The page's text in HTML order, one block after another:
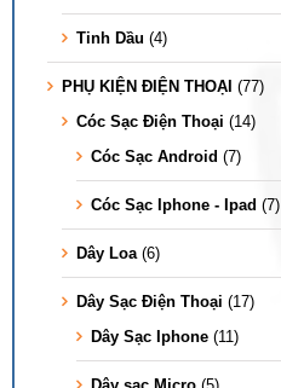
Tinh Dầu (4)
PHỤ KIỆN ĐIỆN THOẠI (77)
Cóc Sạc Điện Thoại (14)
Cóc Sạc Android (7)
Cóc Sạc Iphone - Ipad (7)
Dây Loa (6)
Dây Sạc Điện Thoại (17)
Dây Sạc Iphone (11)